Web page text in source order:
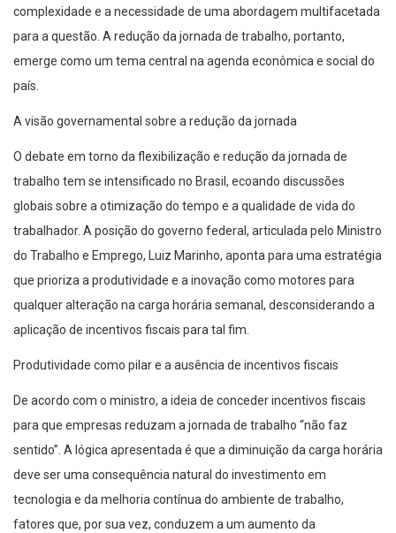
complexidade e a necessidade de uma abordagem multifacetada
para a questão. A redução da jornada de trabalho, portanto,
emerge como um tema central na agenda econômica e social do
país.
A visão governamental sobre a redução da jornada
O debate em torno da flexibilização e redução da jornada de
trabalho tem se intensificado no Brasil, ecoando discussões
globais sobre a otimização do tempo e a qualidade de vida do
trabalhador. A posição do governo federal, articulada pelo Ministro
do Trabalho e Emprego, Luiz Marinho, aponta para uma estratégia
que prioriza a produtividade e a inovação como motores para
qualquer alteração na carga horária semanal, desconsiderando a
aplicação de incentivos fiscais para tal fim.
Produtividade como pilar e a ausência de incentivos fiscais
De acordo com o ministro, a ideia de conceder incentivos fiscais
para que empresas reduzam a jornada de trabalho “não faz
sentido”. A lógica apresentada é que a diminuição da carga horária
deve ser uma consequência natural do investimento em
tecnologia e da melhoria contínua do ambiente de trabalho,
fatores que, por sua vez, conduzem a um aumento da